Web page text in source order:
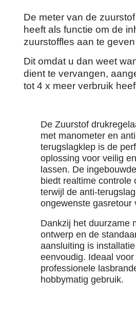
De meter van de
heeft als functie om de
zuurstoffles aan te geven
Dit omdat u dan weet
dient te vervangen,
tot 4 x meer verbruik
De Zuurstof
met manometer en
terugslagklep is de
oplossing voor veilig
lassen. De
biedt realtime controle
terwijl de anti-
ongewenste gasretour
Dankzij het duurzame
ontwerp en de
aansluiting is
eenvoudig. Ideaal voor
professionele
hobbymatig gebruik.